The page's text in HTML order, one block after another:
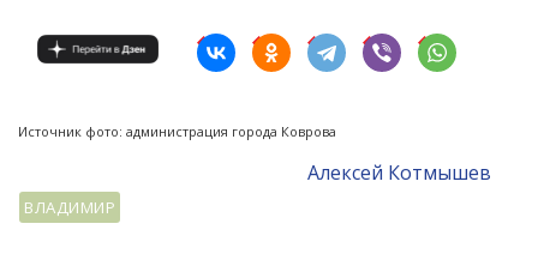
Источник фото: администрация города Коврова
Алексей Котмышев
ВЛАДИМИР